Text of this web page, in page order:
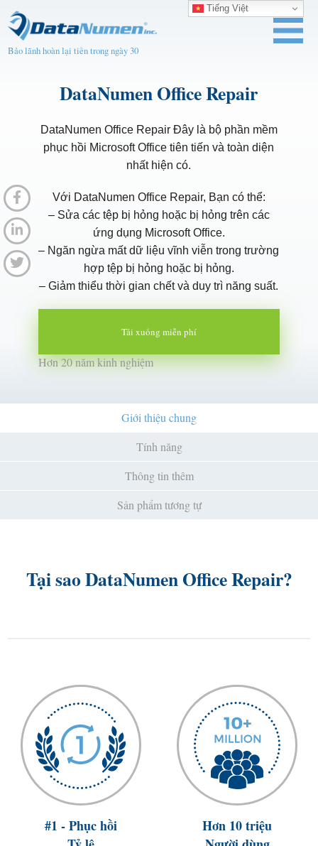
Bảo lãnh hoàn lại tiền trong ngày 30
DataNumen Office Repair
DataNumen Office Repair Đây là bộ phần mềm
phục hồi Microsoft Office tiên tiến và toàn diện
nhất hiện có.
Với DataNumen Office Repair, Bạn có thể:
– Sửa các tệp bị hỏng hoặc bị hỏng trên các
ứng dụng Microsoft Office.
– Ngăn ngừa mất dữ liệu vĩnh viễn trong trường
hợp tệp bị hỏng hoặc bị hỏng.
– Giảm thiểu thời gian chết và duy trì năng suất.
Tải xuống miễn phí
Hơn 20 năm kinh nghiệm
Giới thiệu chung
Tính năng
Thông tin thêm
Sản phẩm tương tự
Tại sao DataNumen Office Repair?
#1 - Phục hồi
Hơn 10 triệu
Tiếng Việt